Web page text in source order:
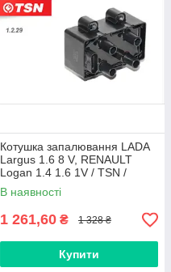
Котушка запалювання LADA
Largus 1.6 8 V, RENAULT
Logan 1.4 1.6 1V / TSN /
"Цитрон" 6001543604
В наявності
1 261,60 ₴ 1 328 ₴
Купити